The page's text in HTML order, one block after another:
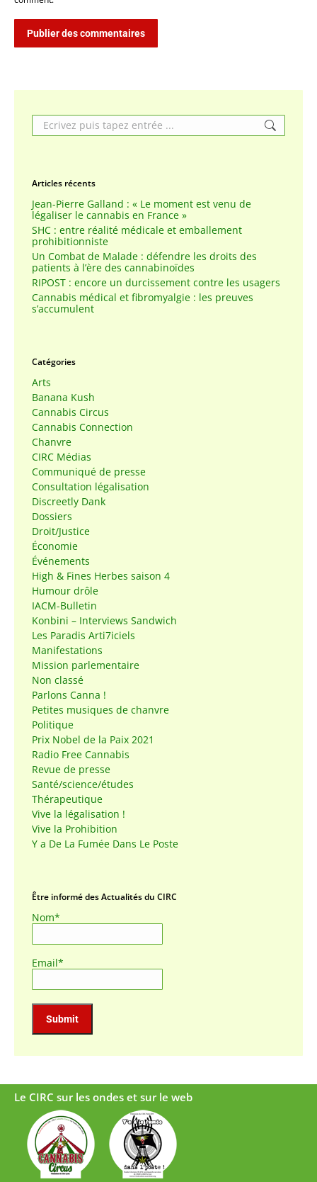
Publier des commentaires
Search:
Articles récents
Jean-Pierre Galland : « Le moment est venu de
légaliser le cannabis en France »
SHC : entre réalité médicale et emballement
prohibitionniste
Un Combat de Malade : défendre les droits des
patients à l’ère des cannabinoïdes
RIPOST : encore un durcissement contre les usagers
Cannabis médical et fibromyalgie : les preuves
s’accumulent
Catégories
Arts
Banana Kush
Cannabis Circus
Cannabis Connection
Chanvre
CIRC Médias
Communiqué de presse
Consultation légalisation
Discreetly Dank
Dossiers
Droit/Justice
Économie
Événements
High & Fines Herbes saison 4
Humour drôle
IACM-Bulletin
Konbini – Interviews Sandwich
Les Paradis Arti7iciels
Manifestations
Mission parlementaire
Non classé
Parlons Canna !
Petites musiques de chanvre
Politique
Prix Nobel de la Paix 2021
Radio Free Cannabis
Revue de presse
Santé/science/études
Thérapeutique
Vive la légalisation !
Vive la Prohibition
Y a De La Fumée Dans Le Poste
Être informé des Actualités du CIRC
Nom*
Email*
Le CIRC sur les ondes et sur le web